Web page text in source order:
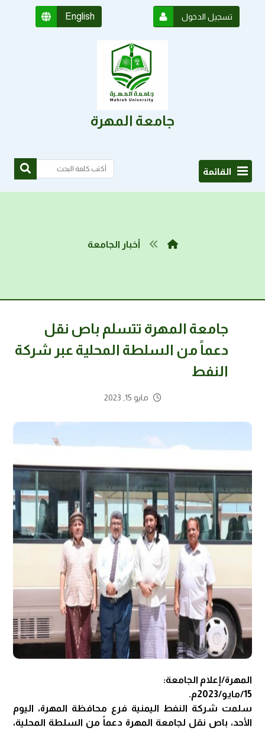
English تسجيل الدخول
جامعة المهرة
القائمة
أخبار الجامعة
جامعة المهرة تتسلم باص نقل
دعماً من السلطة المحلية عبر شركة
النفط
مايو 15, 2023
المهرة/إعلام الجامعة:
15/مايو/2023م.
سلمت شركة النفط اليمنية فرع محافظة المهرة، اليوم
الأحد، باص نقل لجامعة المهرة دعماً من السلطة المحلية،